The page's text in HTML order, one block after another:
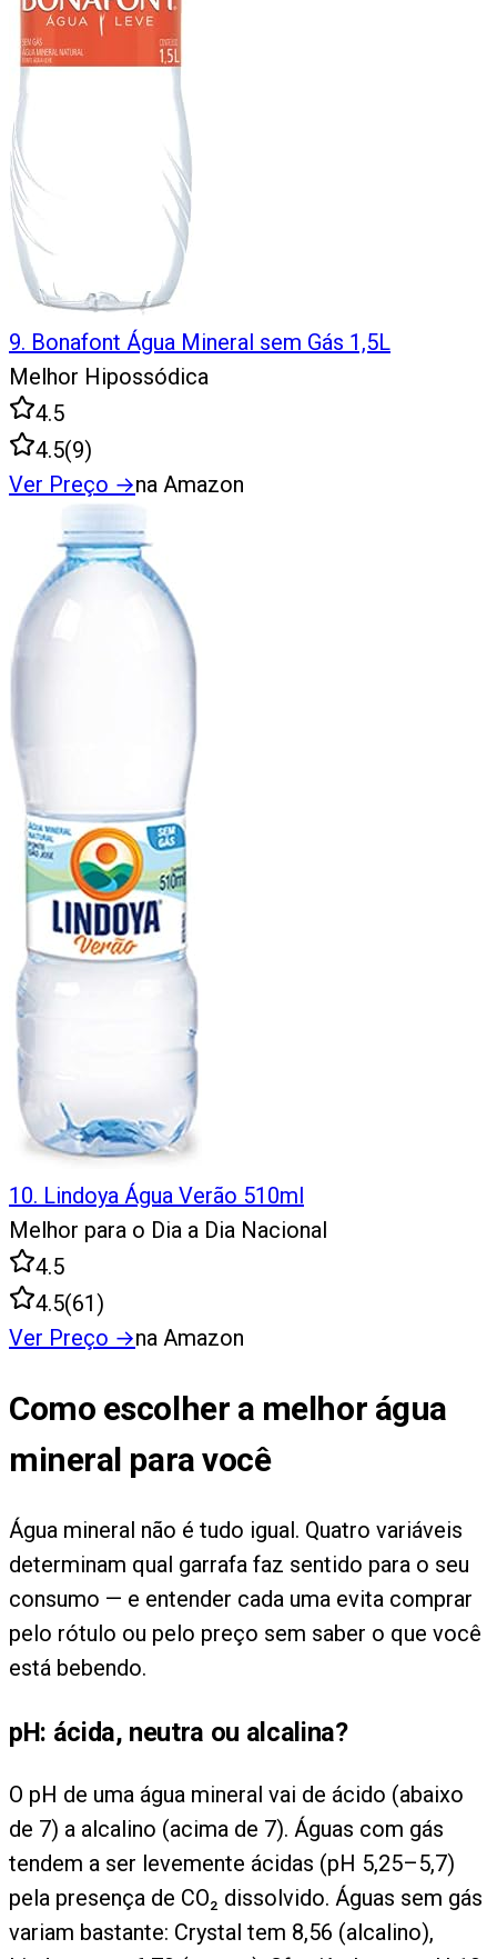
9. Bonafont Água Mineral sem Gás 1,5L
Melhor Hipossódica
4.5
4.5(9)
Ver Preço →na Amazon
10. Lindoya Água Verão 510ml
Melhor para o Dia a Dia Nacional
4.5
4.5(61)
Ver Preço →na Amazon
Como escolher a melhor água
mineral para você
Água mineral não é tudo igual. Quatro variáveis
determinam qual garrafa faz sentido para o seu
consumo — e entender cada uma evita comprar
pelo rótulo ou pelo preço sem saber o que você
está bebendo.
pH: ácida, neutra ou alcalina?
O pH de uma água mineral vai de ácido (abaixo
de 7) a alcalino (acima de 7). Águas com gás
tendem a ser levemente ácidas (pH 5,25–5,7)
pela presença de CO₂ dissolvido. Águas sem gás
variam bastante: Crystal tem 8,56 (alcalino),